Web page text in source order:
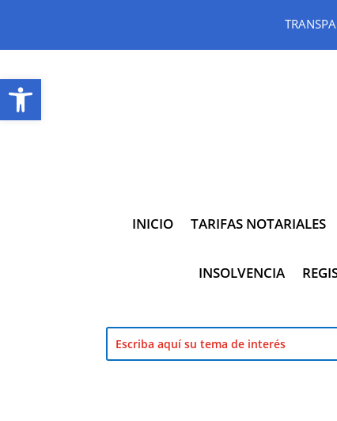
Abrir barra de herramientas
INICIO TARIFAS NOTARIALES
INSOLVENCIA